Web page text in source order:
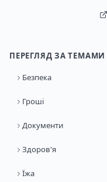
ПЕРЕГЛЯД ЗА ТЕМАМИ
Безпека
Гроші
Документи
Здоров'я
Їжа